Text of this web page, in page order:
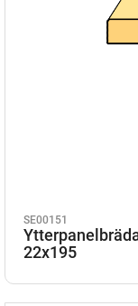
SE00151
22x195